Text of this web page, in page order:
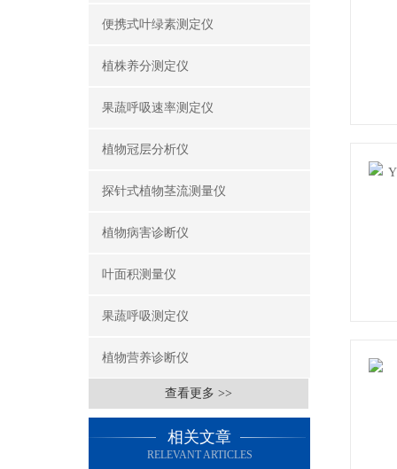
便携式叶绿素测定仪
植株养分测定仪
果蔬呼吸速率测定仪
植物冠层分析仪
探针式植物茎流测量仪
植物病害诊断仪
叶面积测量仪
果蔬呼吸测定仪
植物营养诊断仪
查看更多 >>
相关文章
RELEVANT ARTICLES